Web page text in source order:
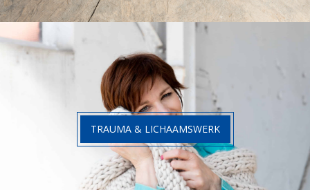
TRAUMA & LICHAAMSWERK